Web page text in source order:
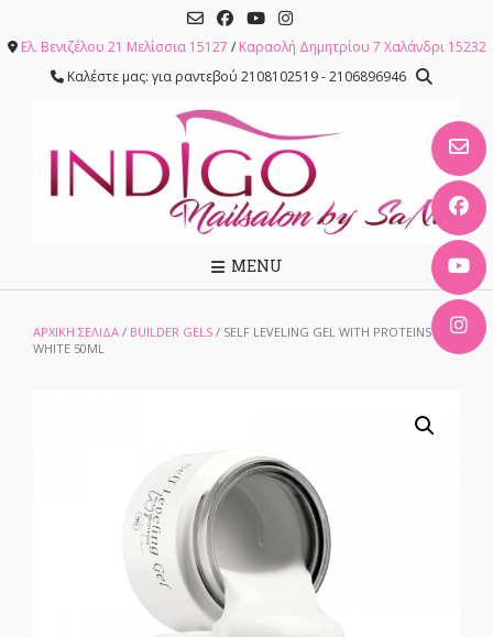
content
Ελ. Βενιζέλου 21 Μελίσσια 15127 / Καραολή Δημητρίου 7 Χαλάνδρι 15232
Καλέστε μας: για ραντεβού 2108102519 - 2106896946
MENU
ΑΡΧΙΚΉ ΣΕΛΊΔΑ / BUILDER GELS / SELF LEVELING GEL WITH PROTEINS 90
WHITE 50ML